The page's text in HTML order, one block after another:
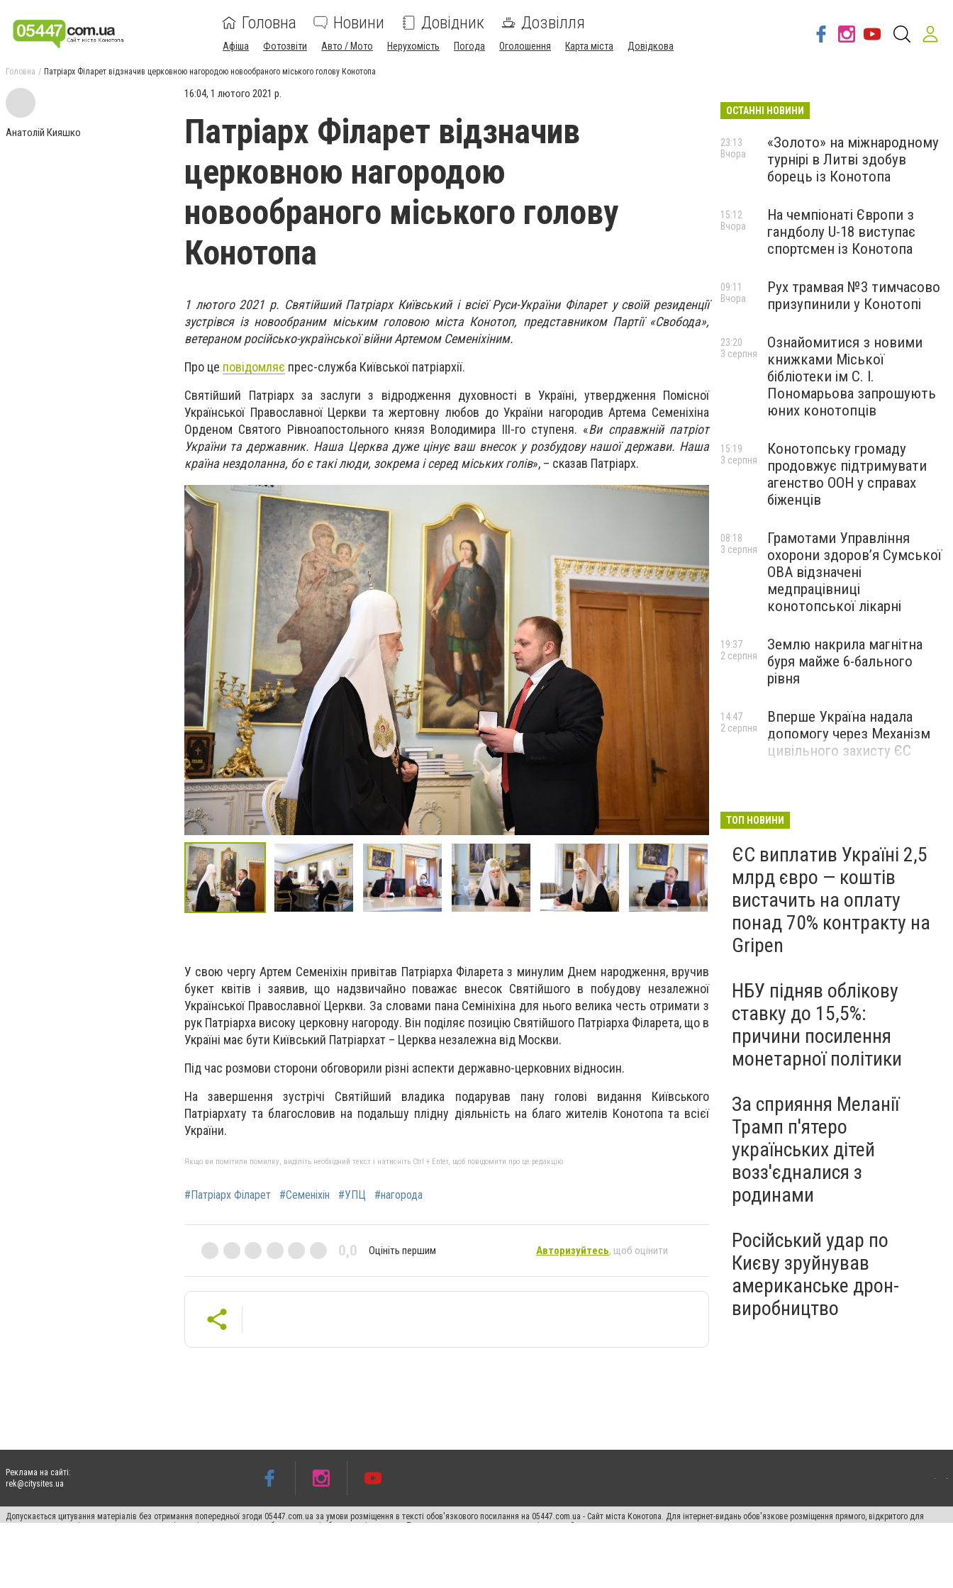
Головна Новини Довідник Дозвілля
Афіша Фотозвіти Авто / Мото Нерухомість Погода Оголошення Карта міста Довідкова
Головна Патріарх Філарет відзначив церковною нагородою новообраного міського голову Конотопа
Анатолій Кияшко
16:04, 1 лютого 2021 р.
Патріарх Філарет відзначив
церковною нагородою
новообраного міського голову
Конотопа
1 лютого 2021 р. Святійший Патріарх Київський і всієї Руси-України Філарет у своїй резиденції
зустрівся із новообраним міським головою міста Конотоп, представником Партії «Свобода»,
ветераном російсько-української війни Артемом Семеніхіним.
Про це повідомляє прес-служба Київської патріархії.
Святійший Патріарх за заслуги з відродження духовності в Україні, утвердження Помісної
Української Православної Церкви та жертовну любов до України нагородив Артема Семеніхіна
Орденом Святого Рівноапостольного князя Володимира ІІІ-го ступеня. «Ви справжній патріот
України та державник. Наша Церква дуже цінує ваш внесок у розбудову нашої держави. Наша
країна нездоланна, бо є такі люди, зокрема і серед міських голів», – сказав Патріарх.
У свою чергу Артем Семеніхін привітав Патріарха Філарета з минулим Днем народження, вручив
букет квітів і заявив, що надзвичайно поважає внесок Святійшого в побудову незалежної
Української Православної Церкви. За словами пана Семініхіна для нього велика честь отримати з
рук Патріарха високу церковну нагороду. Він поділяє позицію Святійшого Патріарха Філарета, що в
Україні має бути Київський Патріархат – Церква незалежна від Москви.
Під час розмови сторони обговорили різні аспекти державно-церковних відносин.
На завершення зустрічі Святійший владика подарував пану голові видання Київського
Патріархату та благословив на подальшу плідну діяльність на благо жителів Конотопа та всієї
України.
Якщо ви помітили помилку, виділіть необхідний текст і натисніть Ctrl + Enter, щоб повідомити про це редакцію
#Патріарх Філарет #Семеніхін #УПЦ #нагорода
0,0 Оцініть першим Авторизуйтесь, щоб оцінити
ОСТАННІ НОВИНИ
«Золото» на міжнародному
турнірі в Литві здобув
борець із Конотопа
23:13
Вчора
На чемпіонаті Європи з
гандболу U-18 виступає
спортсмен із Конотопа
15:12
Вчора
Рух трамвая №3 тимчасово
призупинили у Конотопі
09:11
Вчора
Ознайомитися з новими
книжками Міської
бібліотеки ім С. І.
Пономарьова запрошують
юних конотопців
23:20
3 серпня
Конотопську громаду
продовжує підтримувати
агенство ООН у справах
біженців
15:19
3 серпня
Грамотами Управління
охорони здоров’я Сумської
ОВА відзначені
медпрацівниці
конотопської лікарні
08:18
3 серпня
Землю накрила магнітна
буря майже 6-бального
рівня
19:37
2 серпня
Вперше Україна надала
допомогу через Механізм
цивільного захисту ЄС
14:47
2 серпня
ТОП НОВИНИ
ЄС виплатив Україні 2,5
млрд євро — коштів
вистачить на оплату
понад 70% контракту на
Gripen
НБУ підняв облікову
ставку до 15,5%:
причини посилення
монетарної політики
За сприяння Меланії
Трамп п'ятеро
українських дітей
возз'єдналися з
родинами
Російський удар по
Києву зруйнував
американське дрон-
виробництво
Реклама на сайті:
rek@citysites.ua
Допускається цитування матеріалів без отримання попередньої згоди 05447.com.ua за умови розміщення в тексті обов'язкового посилання на 05447.com.ua - Сайт міста Конотопа. Для інтернет-видань обов'язкове розміщення прямого, відкритого для
пошукових систем гіперпосилання на цитовані статті не нижче другого абзацу в тексті або в якості джерела. Порушення виняткових прав переслідується Законом.